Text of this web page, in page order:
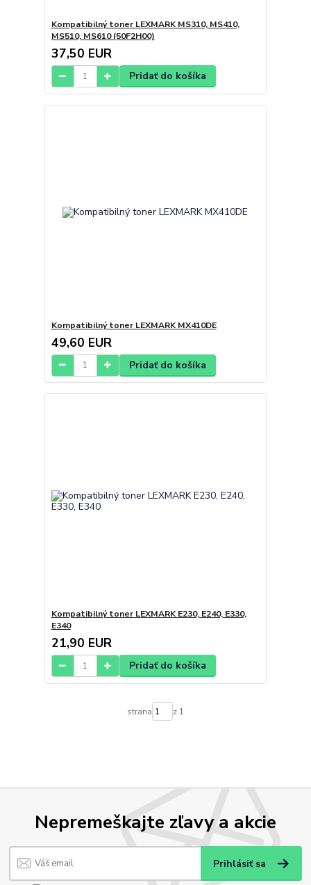
Kompatibilný toner LEXMARK MS310, MS410,
MS510, MS610 (50F2H00)
37,50 EUR
Pridať do košíka
Kompatibilný toner LEXMARK MX410DE
49,60 EUR
Pridať do košíka
Kompatibilný toner LEXMARK E230, E240, E330,
E340
21,90 EUR
Pridať do košíka
strana z 1
Nepremeškajte zľavy a akcie
Prihlásiť sa